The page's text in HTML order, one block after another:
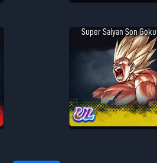
Super Saiyan Son Goku